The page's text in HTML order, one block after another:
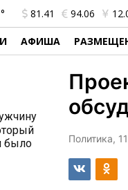
81.41 94.06
АФИША
было
Политика,